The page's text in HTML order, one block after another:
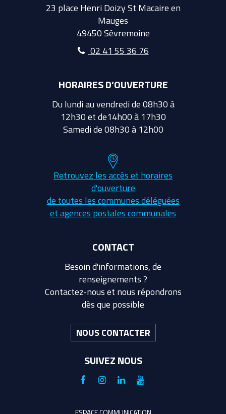
23 place Henri Doizy St Macaire en
Mauges
49450 Sèvremoine
02 41 55 36 76
HORAIRES D’OUVERTURE
Du lundi au vendredi de 08h30 à
12h30 et de14h00 à 17h30
Samedi de 08h30 à 12h00
Retrouvez les accès et horaires
d'ouverture
de toutes les communes déléguées
et agences postales communales
CONTACT
Besoin d'informations, de
renseignements ?
Contactez-nous et nous répondrons
dès que possible
NOUS CONTACTER
SUIVEZ NOUS
Lien
le
Lien
le
Lien
le
Lien
la